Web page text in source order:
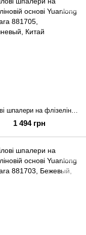
1 494 грн